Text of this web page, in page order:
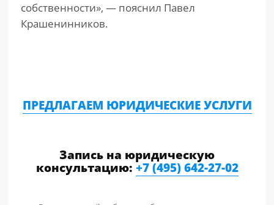
собственности», — пояснил Павел
Крашенинников.
ПРЕДЛАГАЕМ ЮРИДИЧЕСКИЕ УСЛУГИ
Запись на юридическую
консультацию: +7 (495) 642-27-02